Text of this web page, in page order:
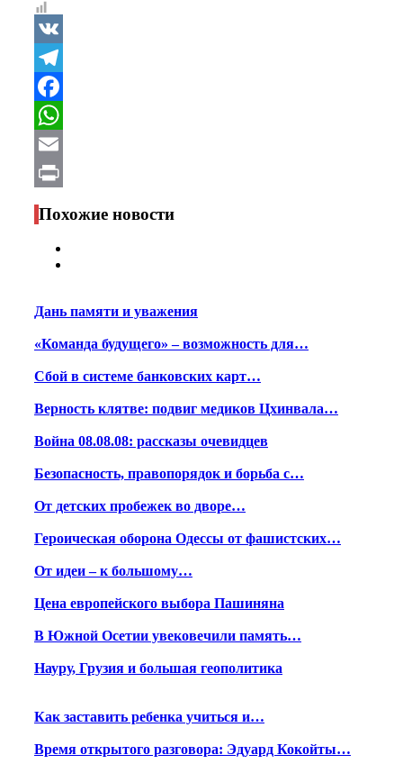
VK
Telegram
Facebook
WhatsApp
Email
Print
Похожие новости
Дань памяти и уважения
«Команда будущего» – возможность для…
Сбой в системе банковских карт…
Верность клятве: подвиг медиков Цхинвала…
Война 08.08.08: рассказы очевидцев
Безопасность, правопорядок и борьба с…
От детских пробежек во дворе…
Героическая оборона Одессы от фашистских…
От идеи – к большому…
Цена европейского выбора Пашиняна
В Южной Осетии увековечили память…
Науру, Грузия и большая геополитика
Как заставить ребенка учиться и…
Время открытого разговора: Эдуард Кокойты…